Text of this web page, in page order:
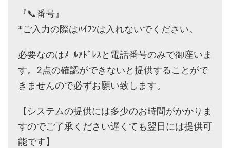
『📞番号』
*ご入力の際はﾊｲﾌﾝは入れないでください。
必要なのはﾒｰﾙｱﾄﾞﾚｽと電話番号のみで御座いま
す。2点の確認ができないと提供することがで
きませんので必ずお願い致します。
【システムの提供には多少のお時間がかかりま
すのでご了承ください遅くても翌日には提供可
能です】